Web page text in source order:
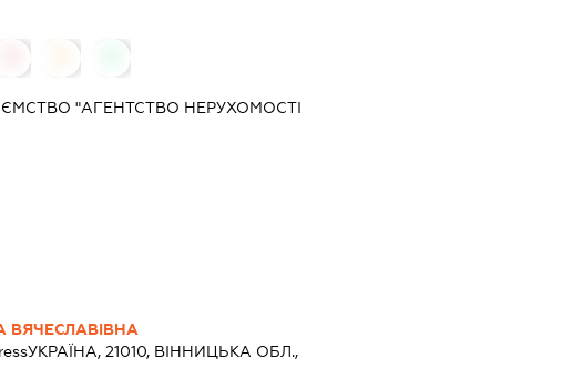
"АГЕНТСТВО НЕРУХОМОСТІ
УКРАЇНА, 21010, ВІННИЦЬКА ОБЛ.,